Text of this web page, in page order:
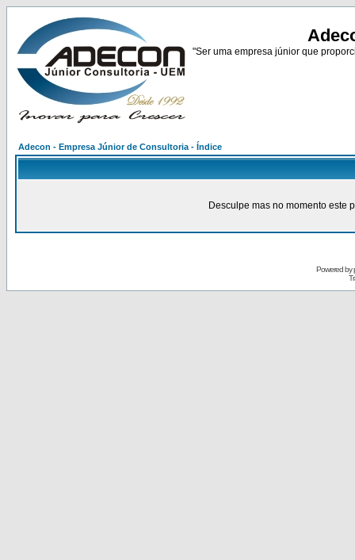
"Ser uma empresa júnior que
Adecon - Empresa Júnior de Consultoria - Índice
Desculpe mas no momento este
Powered by